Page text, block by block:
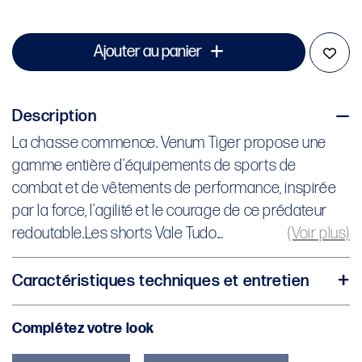
Ajouter au panier
Description
La chasse commence. Venum Tiger propose une
gamme entière d'équipements de sports de
combat et de vêtements de performance, inspirée
par la force, l'agilité et le courage de ce prédateur
redoutable.
Les shorts Vale Tudo pour hommes Venum Tiger
sont des shorts de compression mi-cuisse, conçus
pour résister aux entraînements les plus intensifs.Le
La chasse commence. Venum Tiger propose une
gamme entière d'équipements de sports de
combat et de vêtements de performance, inspirée
par la force, l'agilité et le courage de ce prédateur
redoutable.Les shorts Vale Tudo...
(Voir plus)
Caractéristiques techniques et entretien
92% Polyester, 8% Élasthanne
Graphiques sublimés
Logo Venum
Complétez votre look